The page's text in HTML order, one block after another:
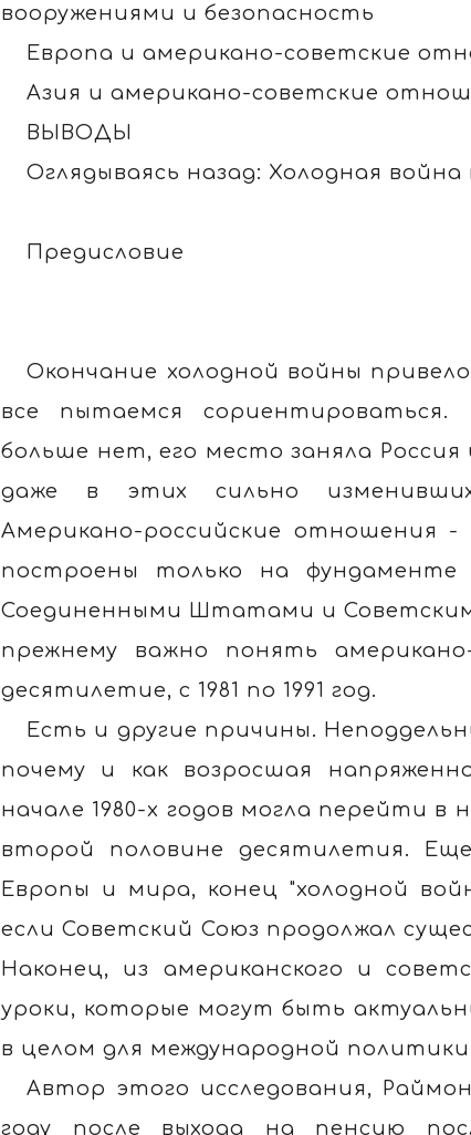
вооружениями и безопасность
Европа и американо-советские
Азия и американо-советские
ВЫВОДЫ
Оглядываясь назад: Холодная
Предисловие
Окончание холодной войны
все пытаемся сориентироваться.
больше нет, его место заняла
даже в этих сильно
Американо-российские отношения
построены только на
Соединенными Штатами и
прежнему важно понять
десятилетие, с 1981 по 1991 год.
Есть и другие причины.
почему и как возросшая
начале 1980-х годов могла перейти в
второй половине десятилетия.
Европы и мира, конец "холодной
если Советский Союз продолжал
Наконец, из американского и
уроки, которые могут быть
в целом для международной
Автор этого исследования,
году после выхода на пенсию